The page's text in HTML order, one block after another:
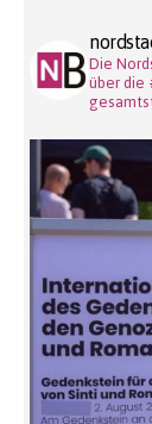
Die
über die